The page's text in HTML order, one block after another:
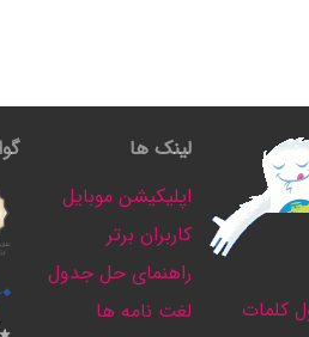
کلمات
لینک ها
اپلیکیشن موبایل
کاربران برتر
راهنمای حل جدول
لغت نامه ها